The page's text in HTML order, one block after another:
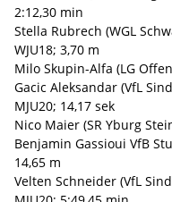
2:12,30 min
Stella Rubrech (WGL
WJU18; 3,70 m
Milo Skupin-Alfa (LG
Gacic Aleksandar (VfL
MJU20; 14,17 sek
Nico Maier (SR Yburg
Benjamin Gassioui VfB
14,65 m
Velten Schneider (VfL